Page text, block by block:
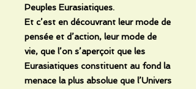
Peuples Eurasiatiques.
Et c’est en découvrant leur mode de
pensée et d’action, leur mode de
vie, que l’on s’aperçoit que les
Eurasiatiques constituent au fond la
menace la plus absolue que l’Univers